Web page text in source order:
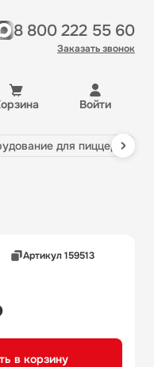
8 800 222 55 60
Заказать звонок
Войти
для пиццерии
Артикул 159513
в корзину